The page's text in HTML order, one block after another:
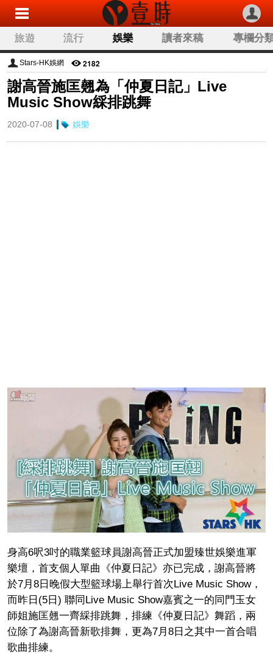
旅遊 流行 娛樂 讀者來稿 專欄分
Stars-HK娛網 2182
謝高晉施匡翹為「仲夏日記」Live
Music Show綵排跳舞
2020-07-08 娛樂
身高6呎3吋的職業籃球員謝高晉正式加盟臻世娛樂進軍
樂壇，首支個人單曲《仲夏日記》亦已完成，謝高晉將
於7月8日晚假大型籃球場上舉行首次Live Music Show，
而昨日(5日) 聯同Live Music Show嘉賓之一的同門玉女
師姐施匡翹一齊綵排跳舞，排練《仲夏日記》舞蹈，兩
位除了為謝高晉新歌排舞，更為7月8日之其中一首合唱
歌曲排練。